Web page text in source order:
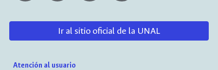
Ir al sitio oficial de la UNAL
Atención al usuario